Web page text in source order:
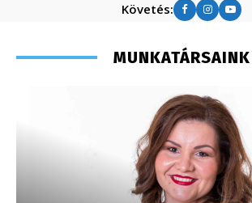
Követés:
MUNKATÁRSAINK